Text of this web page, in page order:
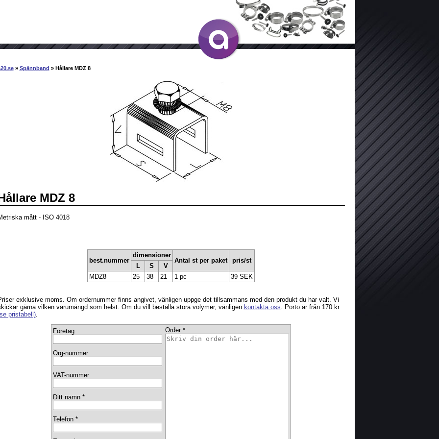
» Spännband » Hållare MDZ 8
MDZ 8
mått - ISO 4018
best.nummer
dimensioner
Antal st per paket pris/st
L S
V
MDZ8
25 38 21 1 pc 39 SEK
exklusive moms. Om ordernummer finns angivet, vänligen uppge det tillsammans med den produkt du har valt. Vi
gärna vilken varumängd som helst. Om du vill beställa stora volymer, vänligen kontakta oss. Porto är från 170 kr
pristabell).
Företag Order *
Org-nummer
VAT-nummer
Ditt namn *
Telefon *